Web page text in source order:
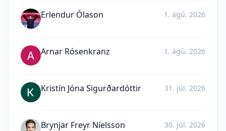
Erlendur Ólason 1. ágú. 2026
Arnar Rósenkranz 1. ágú. 2026
Kristín Jóna Sigurðardóttir 31. júl. 2026
Brynjar Freyr Níelsson 30. júl. 2026